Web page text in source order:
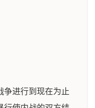
争进行到现在为止